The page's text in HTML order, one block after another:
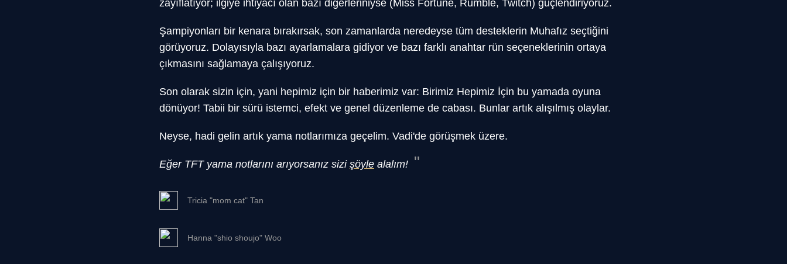
zayıflatıyor; ilgiye ihtiyacı olan bazı diğerleriniyse (Miss Fortune, Rumble, Twitch) güçlendiriyoruz.
Şampiyonları bir kenara bırakırsak, son zamanlarda neredeyse tüm desteklerin Muhafız seçtiğini
görüyoruz. Dolayısıyla bazı ayarlamalara gidiyor ve bazı farklı anahtar rün seçeneklerinin ortaya
çıkmasını sağlamaya çalışıyoruz.
Son olarak sizin için, yani hepimiz için bir haberimiz var: Birimiz Hepimiz İçin bu yamada oyuna
dönüyor! Tabii bir sürü istemci, efekt ve genel düzenleme de cabası. Bunlar artık alışılmış olaylar.
Neyse, hadi gelin artık yama notlarımıza geçelim. Vadi'de görüşmek üzere.
Eğer TFT yama notlarını arıyorsanız sizi şöyle alalım!
Tricia "mom cat" Tan
Hanna "shio shoujo" Woo